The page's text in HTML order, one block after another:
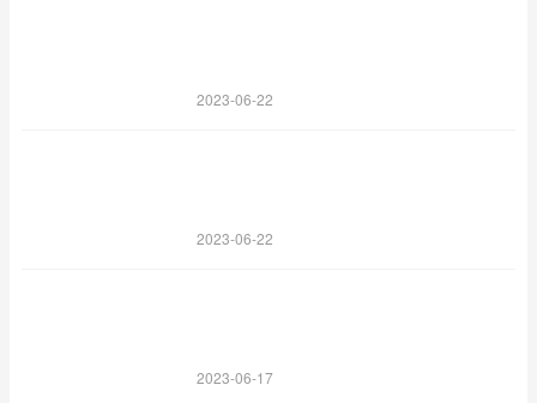
2023-06-22
2023-06-22
2023-06-17